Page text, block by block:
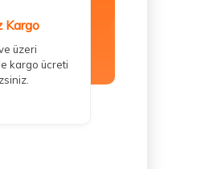
Kargo
üzeri
kargo ücreti